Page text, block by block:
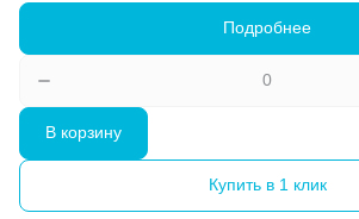
Подробнее
В корзину
Купить в 1 клик